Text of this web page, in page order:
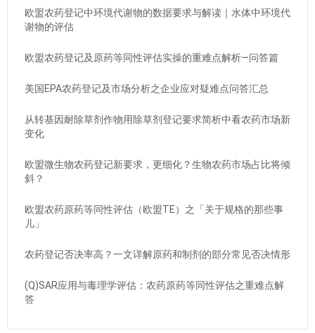
欧盟农药登记中环境代谢物的数据要求与解读｜水体中环境代
谢物的评估
欧盟农药登记及原药等同性评估实操的重难点解析—问答篇
美国EPA农药登记及市场分析之企业应对疑难点问答汇总
从转基因耐除草剂作物用除草剂登记要求简析中看农药市场新
变化
欧盟微生物农药登记新要求，更细化？生物农药市场占比将倾
斜？
欧盟农药原药等同性评估（欧盟TE）之「关于规格的那些事
儿」
农药登记否决率高？一文详解原药和制剂的部分常见否决情形
(Q)SAR应用与毒理学评估：农药原药等同性评估之重难点解
答